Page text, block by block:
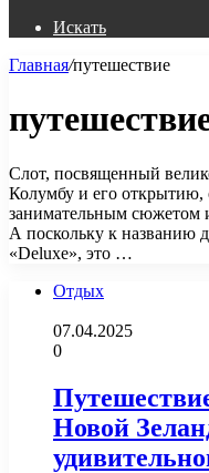
Искать
Главная/путешествие
Слот, посвященный
Колумбу и его открытию,
занимательным
А поскольку к названию
«Deluxe», это …
Отдых
07.04.2025
0
Новой